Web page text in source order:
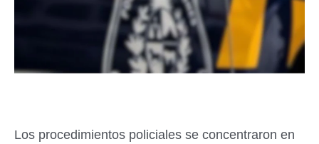
Los procedimientos policiales se concentraron en